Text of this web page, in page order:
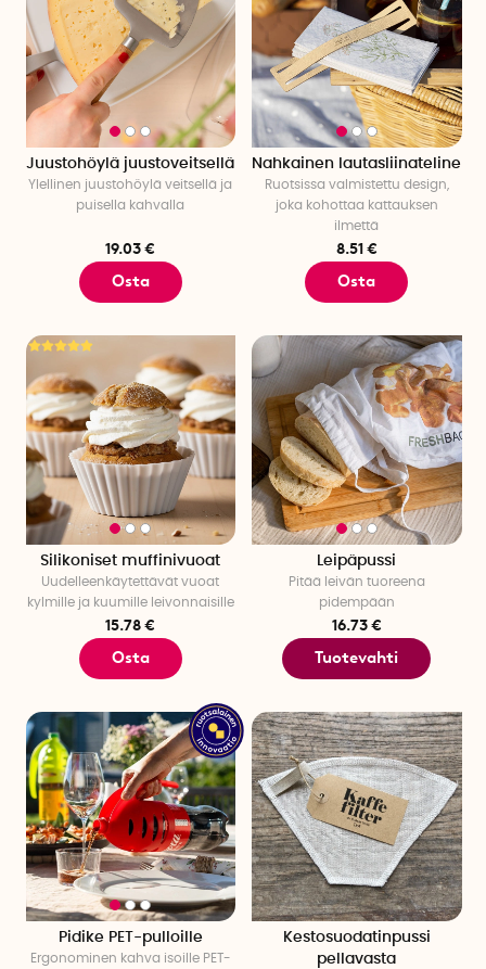
Juustohöylä juustoveitsellä
Ylellinen juustohöylä veitsellä ja
puisella kahvalla
19.03 €
Osta
Nahkainen lautasliinateline
Ruotsissa valmistettu design,
joka kohottaa kattauksen
ilmettä
8.51 €
Osta
Silikoniset muffinivuoat
Uudelleenkäytettävät vuoat
kylmille ja kuumille leivonnaisille
15.78 €
Osta
Leipäpussi
Pitää leivän tuoreena
pidempään
16.73 €
Tuotevahti
Pidike PET-pulloille
Ergonominen kahva isoille PET-
Kestosuodatinpussi
pellavasta